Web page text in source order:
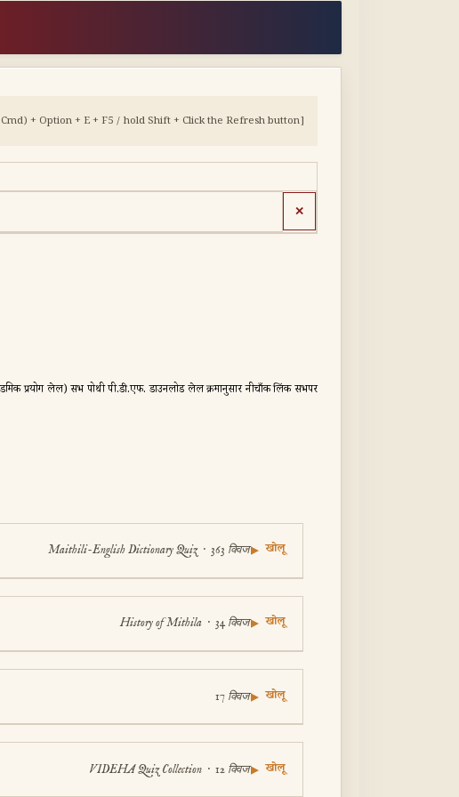
+ Option + E + F5 / hold Shift + Click the Refresh button]
✕
लेल) सभ पोथी पी.डी.एफ. डाउनलोड लेल क्रमानुसार नीचाँक लिंक सभपर
Maithili-English Dictionary Quiz · 363 क्विज▼खोलू
History of Mithila · 34 क्विज▼खोलू
17 क्विज▼खोलू
VIDEHA Quiz Collection · 12 क्विज▼खोलू